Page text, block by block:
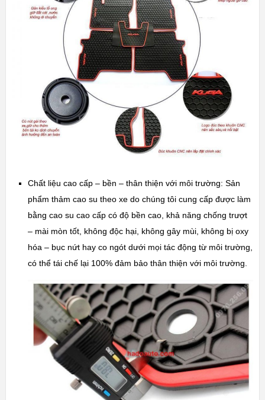
Chất liệu cao cấp – bền – thân thiện với môi trường: Sản
phẩm thảm cao su theo xe do chúng tôi cung cấp được làm
bằng cao su cao cấp có độ bền cao, khả năng chống trượt
– mài mòn tốt, không độc hại, không gây mùi, không bị oxy
hóa – bục nứt hay co ngót dưới mọi tác động từ môi trường,
có thể tái chế lại 100% đảm bảo thân thiện với môi trường.